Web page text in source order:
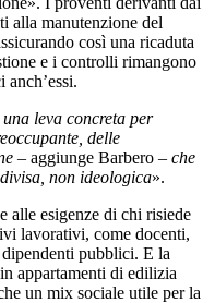
alla manutenzione del
così una ricaduta
e i controlli rimangono
leva concreta per
delle
– aggiunge Barbero – che
non ideologica».
alle esigenze di chi risiede
lavorativi, come docenti,
pubblici. E la
appartamenti di edilizia
un mix sociale utile per la